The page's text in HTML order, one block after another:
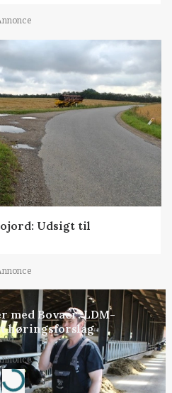
Udsigt til
med Bovaer: LDM-
høringsforslag